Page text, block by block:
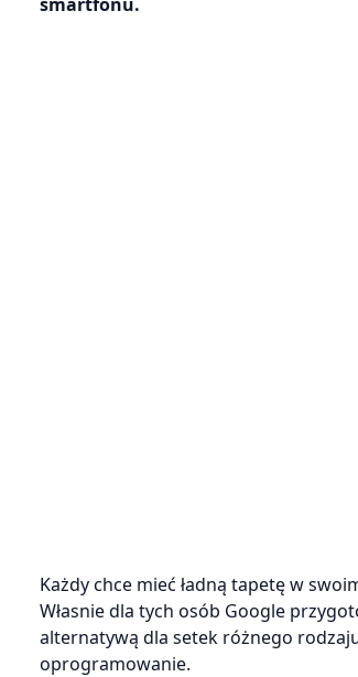
Każdy chce mieć ładną tapetę w
Własnie dla tych osób Google
alternatywą dla setek różnego
oprogramowanie.